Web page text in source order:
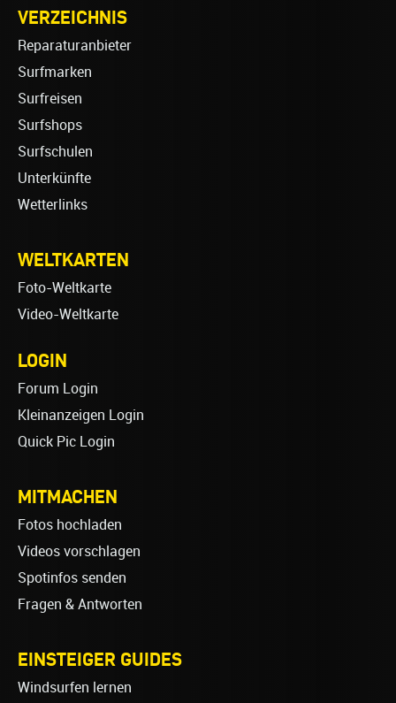
VERZEICHNIS
Reparaturanbieter
Surfmarken
Surfreisen
Surfshops
Surfschulen
Unterkünfte
Wetterlinks
WELTKARTEN
Foto-Weltkarte
Video-Weltkarte
LOGIN
Forum Login
Kleinanzeigen Login
Quick Pic Login
MITMACHEN
Fotos hochladen
Videos vorschlagen
Spotinfos senden
Fragen & Antworten
EINSTEIGER GUIDES
Windsurfen lernen